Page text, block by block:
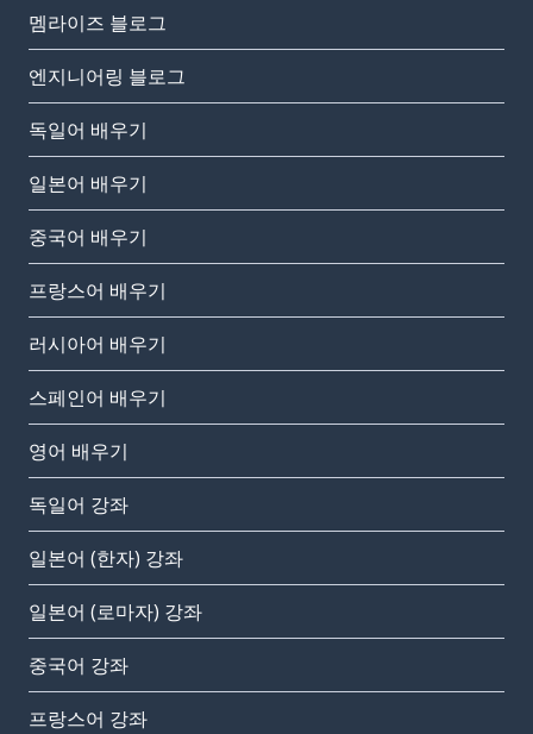
멤라이즈 블로그
엔지니어링 블로그
독일어 배우기
일본어 배우기
중국어 배우기
프랑스어 배우기
러시아어 배우기
스페인어 배우기
영어 배우기
독일어 강좌
일본어 (한자) 강좌
일본어 (로마자) 강좌
중국어 강좌
프랑스어 강좌